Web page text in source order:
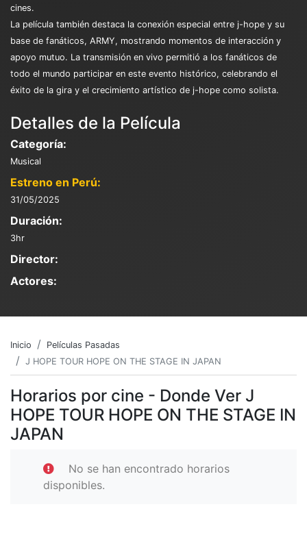
cines.
La película también destaca la conexión especial entre j-hope y su
base de fanáticos, ARMY, mostrando momentos de interacción y
apoyo mutuo. La transmisión en vivo permitió a los fanáticos de
todo el mundo participar en este evento histórico, celebrando el
éxito de la gira y el crecimiento artístico de j-hope como solista.
Detalles de la Película
Categoría:
Musical
Estreno en Perú:
31/05/2025
Duración:
3hr
Director:
Actores:
Inicio
Películas Pasadas
J HOPE TOUR HOPE ON THE STAGE IN JAPAN
Horarios por cine - Donde Ver J
HOPE TOUR HOPE ON THE STAGE IN
JAPAN
No se han encontrado horarios
disponibles.